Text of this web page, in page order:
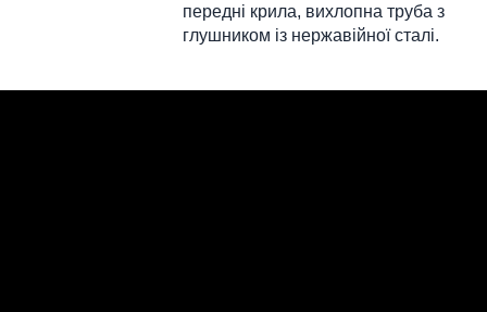
передні крила, вихлопна труба з
глушником із нержавійної сталі.